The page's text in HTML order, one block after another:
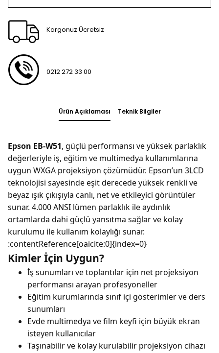
Kargonuz Ücretsiz
0212 272 33 00
Ürün Açıklaması Teknik Bilgiler
Epson EB-W51, güçlü performansı ve yüksek parlaklık
değerleriyle iş, eğitim ve multimedya kullanımlarına
uygun WXGA projeksiyon çözümüdür. Epson’un 3LCD
teknolojisi sayesinde eşit derecede yüksek renkli ve
beyaz ışık çıkışıyla canlı, net ve etkileyici görüntüler
sunar. 4.000 ANSI lümen parlaklık ile aydınlık
ortamlarda dahi güçlü yansıtma sağlar ve kolay
kurulumu ile kullanım kolaylığı sunar.
:contentReference[oaicite:0]{index=0}
Kimler İçin Uygun?
İş sunumları ve toplantılar için net projeksiyon
performansı arayan profesyoneller
Eğitim kurumlarında sınıf içi gösterimler ve ders
sunumları
Evde multimedya ve film keyfi için büyük ekran
isteyen kullanıcılar
Taşınabilir ve kolay kurulabilir projeksiyon cihazı